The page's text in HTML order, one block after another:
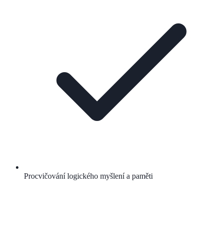
Procvičování logického myšlení a paměti